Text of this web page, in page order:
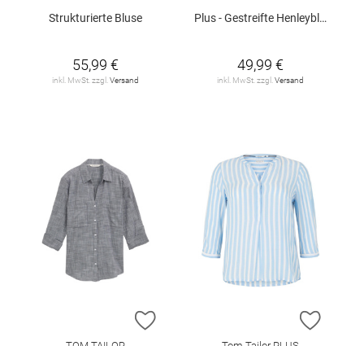
Strukturierte Bluse
55,99 €
inkl. MwSt. zzgl. Versand
Plus - Gestreifte Henleybluse mit LENZING(TM) ECOVERO(TM)
49,99 €
inkl. MwSt. zzgl. Versand
ZUR WUNSCHLISTE HINZUFÜGEN
ZUR